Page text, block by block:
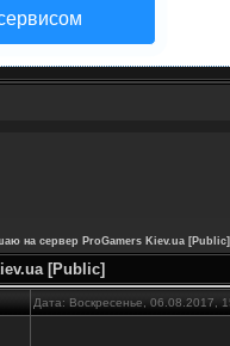
на сервер ProGamers Kiev.ua [Public]
[Public]
Дата: Воскресенье, 06.08.2017,